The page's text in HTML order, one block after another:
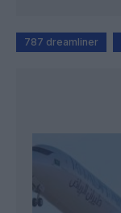
787 dreamliner